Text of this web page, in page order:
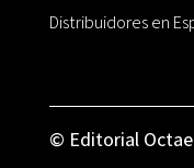
Distribuidores en
© Editorial